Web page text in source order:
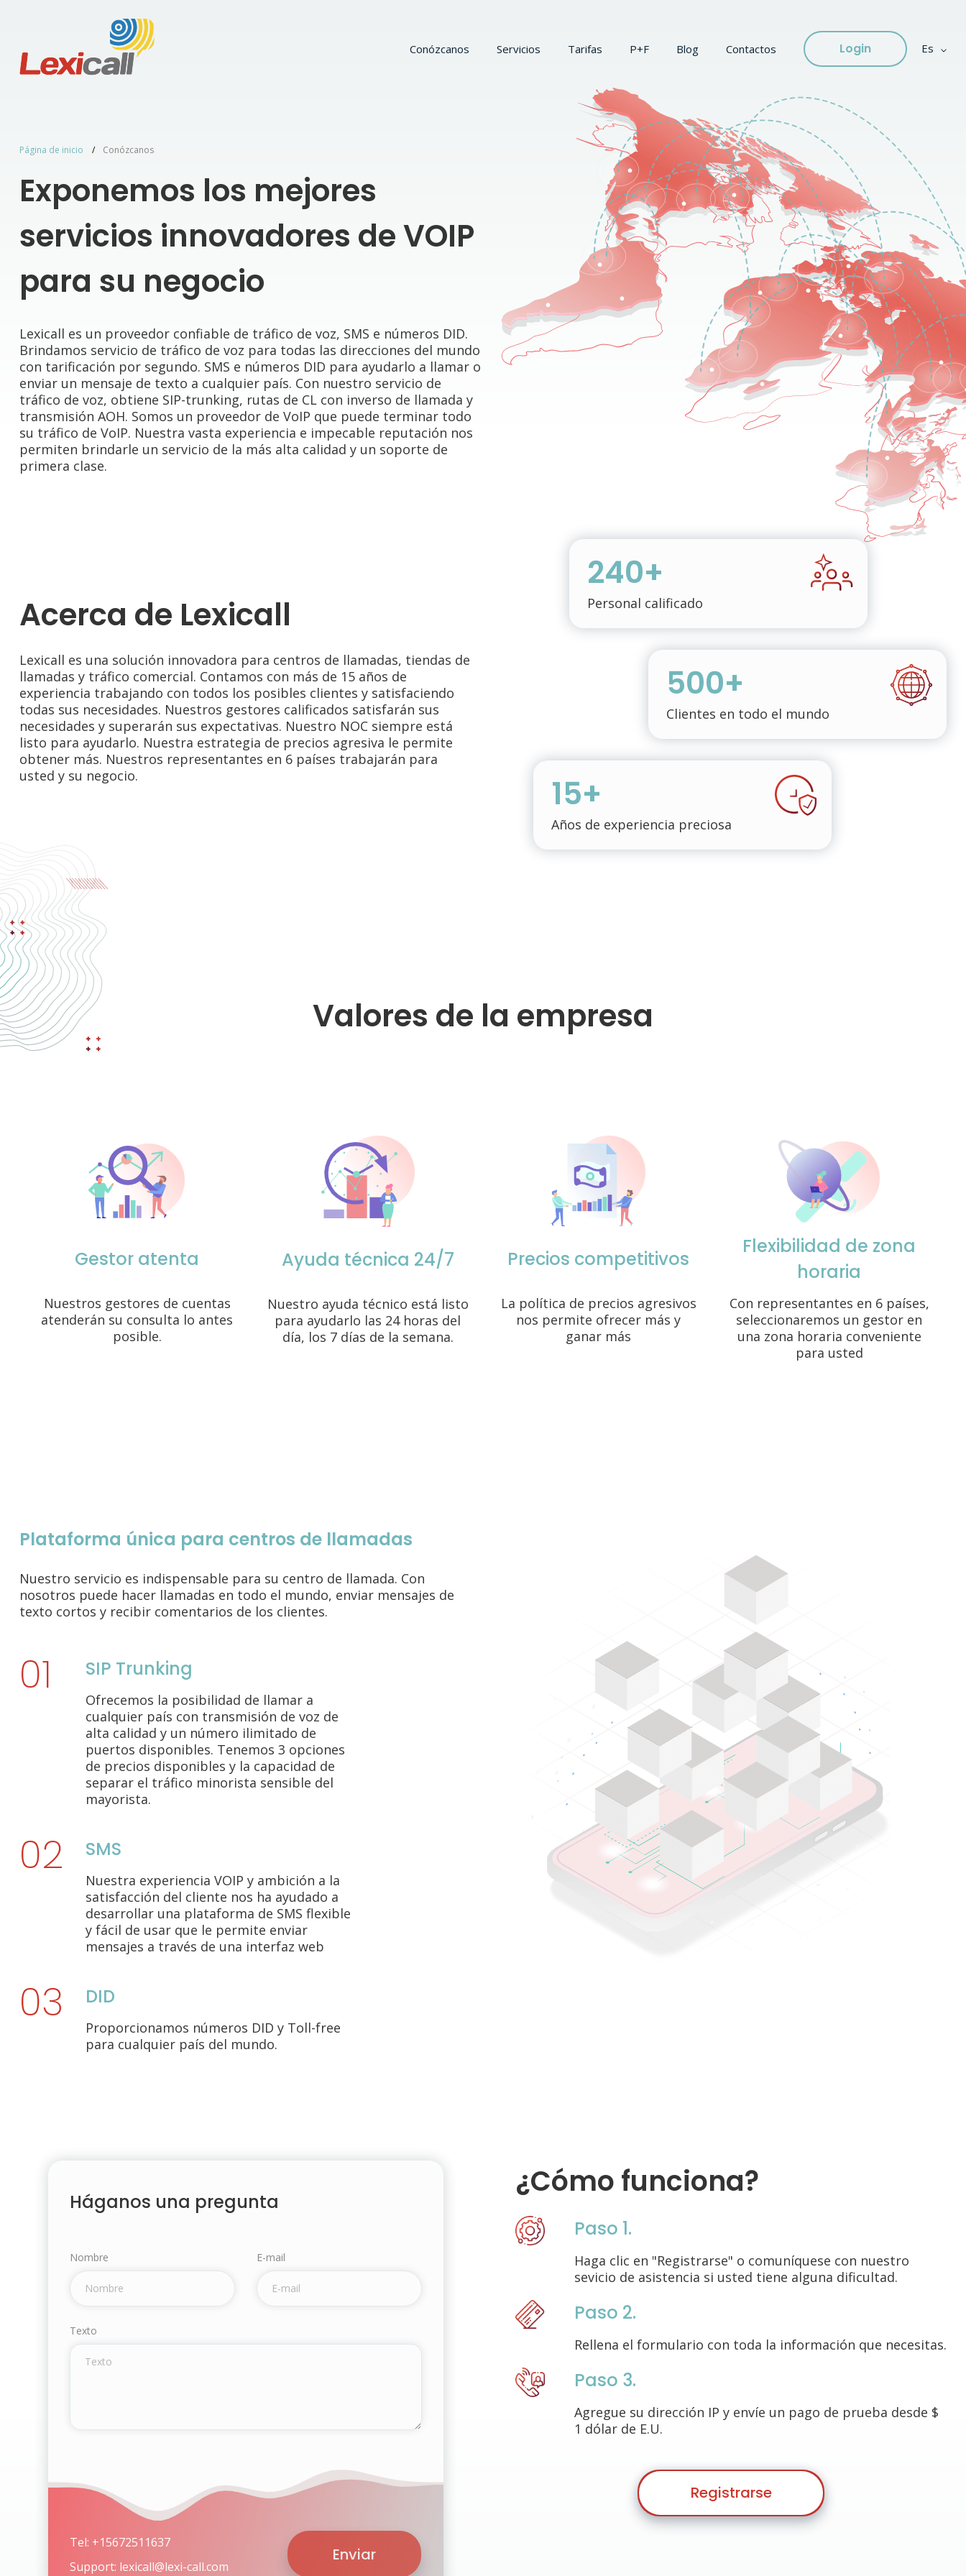
Conózcanos Servicios Tarifas P+F Blog Contactos Login Es
de
Página de inicio Conózcanos
Exponemos los mejores
servicios innovadores de VOIP
para su negocio
Lexicall es un proveedor confiable de tráfico de voz, SMS e números DID.
Brindamos servicio de tráfico de voz para todas las direcciones del mundo
con tarificación por segundo. SMS e números DID para ayudarlo a llamar o
enviar un mensaje de texto a cualquier país. Con nuestro servicio de
tráfico de voz, obtiene SIP-trunking, rutas de CL con inverso de llamada y
transmisión AOH. Somos un proveedor de VoIP que puede terminar todo
su tráfico de VoIP. Nuestra vasta experiencia e impecable reputación nos
permiten brindarle un servicio de la más alta calidad y un soporte de
primera clase.
Acerca de Lexicall
Lexicall es una solución innovadora para centros de llamadas, tiendas de
llamadas y tráfico comercial. Contamos con más de 15 años de
experiencia trabajando con todos los posibles clientes y satisfaciendo
todas sus necesidades. Nuestros gestores calificados satisfarán sus
necesidades y superarán sus expectativas. Nuestro NOC siempre está
listo para ayudarlo. Nuestra estrategia de precios agresiva le permite
obtener más. Nuestros representantes en 6 países trabajarán para
usted y su negocio.
240+
Personal calificado
500+
Clientes en todo el mundo
15+
Años de experiencia preciosa
Valores de la empresa
Gestor atenta
Nuestros gestores de cuentas
atenderán su consulta lo antes
posible.
Ayuda técnica 24/7
Nuestro ayuda técnico está listo
para ayudarlo las 24 horas del
día, los 7 días de la semana.
Precios competitivos
La política de precios agresivos
nos permite ofrecer más y
ganar más
Flexibilidad de zona
horaria
Con representantes en 6 países,
seleccionaremos un gestor en
una zona horaria conveniente
para usted
Plataforma única para centros de llamadas
Nuestro servicio es indispensable para su centro de llamada. Con
nosotros puede hacer llamadas en todo el mundo, enviar mensajes de
texto cortos y recibir comentarios de los clientes.
SIP Trunking
Ofrecemos la posibilidad de llamar a
cualquier país con transmisión de voz de
alta calidad y un número ilimitado de
puertos disponibles. Tenemos 3 opciones
de precios disponibles y la capacidad de
separar el tráfico minorista sensible del
mayorista.
SMS
Nuestra experiencia VOIP y ambición a la
satisfacción del cliente nos ha ayudado a
desarrollar una plataforma de SMS flexible
y fácil de usar que le permite enviar
mensajes a través de una interfaz web
DID
Proporcionamos números DID y Toll-free
para cualquier país del mundo.
¿Cómo funciona?
Paso 1.
Haga clic en "Registrarse" o comuníquese con nuestro
sevicio de asistencia si usted tiene alguna dificultad.
Paso 2.
Rellena el formulario con toda la información que necesitas.
Paso 3.
Agregue su dirección IP y envíe un pago de prueba desde $
1 dólar de E.U.
Registrarse
Háganos una pregunta
Nombre E-mail
Тexto
Tel: +15672511637
Support: lexicall@lexi-call.com
Enviar